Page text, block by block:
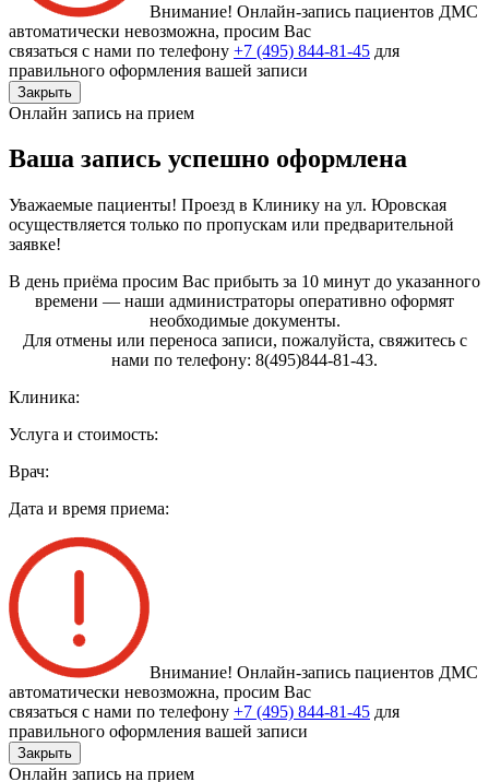
Внимание! Онлайн-запись пациентов ДМС
автоматически невозможна, просим Вас
связаться с нами по телефону +7 (495) 844-81-45 для
правильного оформления вашей записи
Закрыть
Онлайн запись на прием
Ваша запись успешно оформлена
Уважаемые пациенты! Проезд в Клинику на ул. Юровская
осуществляется только по пропускам или предварительной
заявке!
В день приёма просим Вас прибыть за 10 минут до указанного
времени — наши администраторы оперативно оформят
необходимые документы.
Для отмены или переноса записи, пожалуйста, свяжитесь с
нами по телефону: 8(495)844‑81‑43.
Клиника:
Услуга и стоимость:
Врач:
Дата и время приема:
Внимание! Онлайн-запись пациентов ДМС
автоматически невозможна, просим Вас
связаться с нами по телефону +7 (495) 844-81-45 для
правильного оформления вашей записи
Закрыть
Онлайн запись на прием